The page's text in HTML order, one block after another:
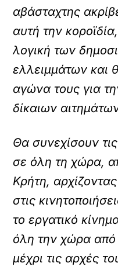
αβάσταχτης
αυτή την
λογική των
ελλειμμάτων και
αγώνα τους για
δίκαιων
Θα συνεχίσουν
σε όλη τη χώρα,
Κρήτη,
στις
το εργατικό
όλη την χώρα
μέχρι τις αρχές